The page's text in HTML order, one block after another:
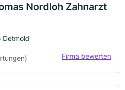
Nordloh Zahnarzt
Detmold
Firma bewerten